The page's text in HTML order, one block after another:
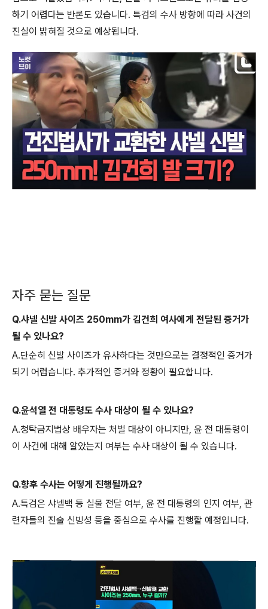
하기 어렵다는 반론도 있습니다. 특검의 수사 방향에 따라 사건의
진실이 밝혀질 것으로 예상됩니다.
자주 묻는 질문
Q.샤넬 신발 사이즈 250mm가 김건희 여사에게 전달된 증거가
될 수 있나요?
A.단순히 신발 사이즈가 유사하다는 것만으로는 결정적인 증거가
되기 어렵습니다. 추가적인 증거와 정황이 필요합니다.
Q.윤석열 전 대통령도 수사 대상이 될 수 있나요?
A.청탁금지법상 배우자는 처벌 대상이 아니지만, 윤 전 대통령이
이 사건에 대해 알았는지 여부는 수사 대상이 될 수 있습니다.
Q.향후 수사는 어떻게 진행될까요?
A.특검은 샤넬백 등 실물 전달 여부, 윤 전 대통령의 인지 여부, 관
련자들의 진술 신빙성 등을 중심으로 수사를 진행할 예정입니다.